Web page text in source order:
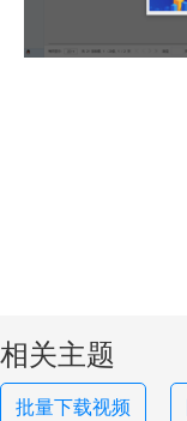
相关主题
批量下载视频